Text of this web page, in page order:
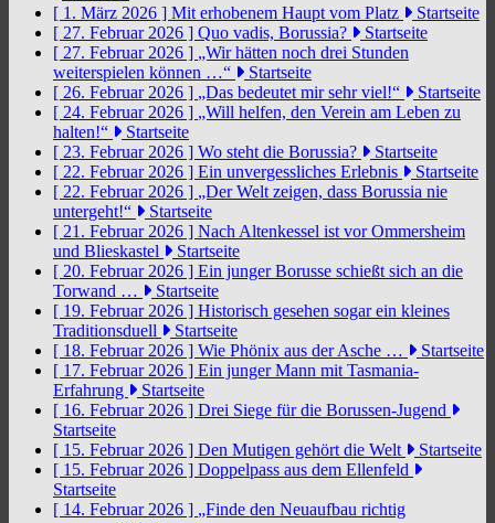
[ 1. März 2026 ] Mit erhobenem Haupt vom Platz
Startseite
[ 27. Februar 2026 ] Quo vadis, Borussia?
Startseite
[ 27. Februar 2026 ] „Wir hätten noch drei Stunden
weiterspielen können …“
Startseite
[ 26. Februar 2026 ] „Das bedeutet mir sehr viel!“
Startseite
[ 24. Februar 2026 ] „Will helfen, den Verein am Leben zu
halten!“
Startseite
[ 23. Februar 2026 ] Wo steht die Borussia?
Startseite
[ 22. Februar 2026 ] Ein unvergessliches Erlebnis
Startseite
[ 22. Februar 2026 ] „Der Welt zeigen, dass Borussia nie
untergeht!“
Startseite
[ 21. Februar 2026 ] Nach Altenkessel ist vor Ommersheim
und Blieskastel
Startseite
[ 20. Februar 2026 ] Ein junger Borusse schießt sich an die
Torwand …
Startseite
[ 19. Februar 2026 ] Historisch gesehen sogar ein kleines
Traditionsduell
Startseite
[ 18. Februar 2026 ] Wie Phönix aus der Asche …
Startseite
[ 17. Februar 2026 ] Ein junger Mann mit Tasmania-
Erfahrung
Startseite
[ 16. Februar 2026 ] Drei Siege für die Borussen-Jugend
Startseite
[ 15. Februar 2026 ] Den Mutigen gehört die Welt
Startseite
[ 15. Februar 2026 ] Doppelpass aus dem Ellenfeld
Startseite
[ 14. Februar 2026 ] „Finde den Neuaufbau richtig